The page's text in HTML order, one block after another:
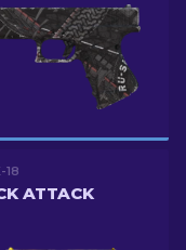
18
ATTACK